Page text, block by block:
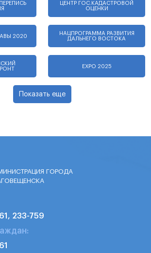
ЦЕНТР ГОС.КАДАСТРОВОЙ
ОЦЕНКИ
2020
НАЦПРОГРАММА РАЗВИТИЯ
ДАЛЬНЕГО ВОСТОКА
EXPO 2025
Показать еще
ГОРОДА
233-759